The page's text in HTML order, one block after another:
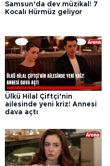
Samsun’da dev müzikal! 7
Kocalı Hürmüz geliyor
Ülkü Hilal Çiftçi’nin
ailesinde yeni kriz! Annesi
dava açtı